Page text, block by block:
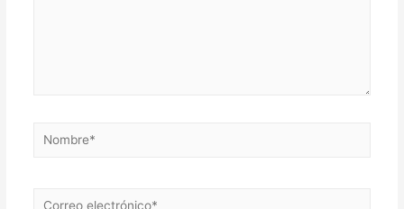
Nombre*
Correo